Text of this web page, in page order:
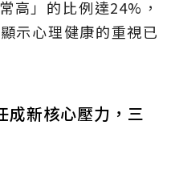
高」的比例達24%，
示心理健康的重視已
成新核心壓力，三